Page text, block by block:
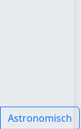
Astronomisch